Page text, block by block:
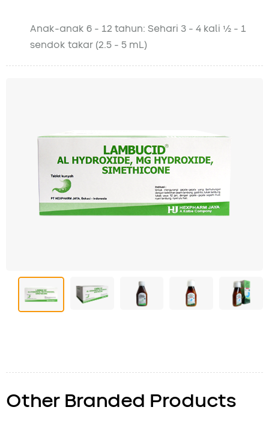
Anak-anak 6 - 12 tahun: Sehari 3 - 4 kali ½ - 1
sendok takar (2.5 - 5 mL)
Other Branded Products